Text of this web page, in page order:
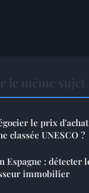
le prix d'achat
classée UNESCO ?
: détecter les
immobilier